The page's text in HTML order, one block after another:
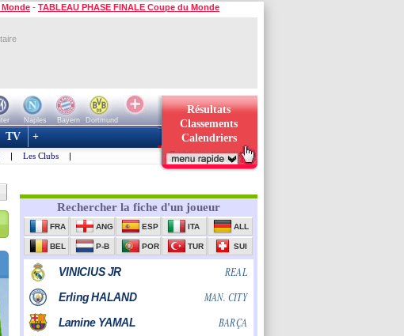
Monde - TABLEAU PHASE FINALE Coupe du Monde
Naples Bayern
Dortmund
Résultats
Classements
Calendriers
TV +
| Les Clubs |